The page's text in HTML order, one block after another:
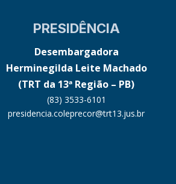
PRESIDÊNCIA
Desembargadora
Herminegilda Leite Machado
(TRT da 13ª Região – PB)
(83) 3533-6101
presidencia.coleprecor@trt13.jus.br